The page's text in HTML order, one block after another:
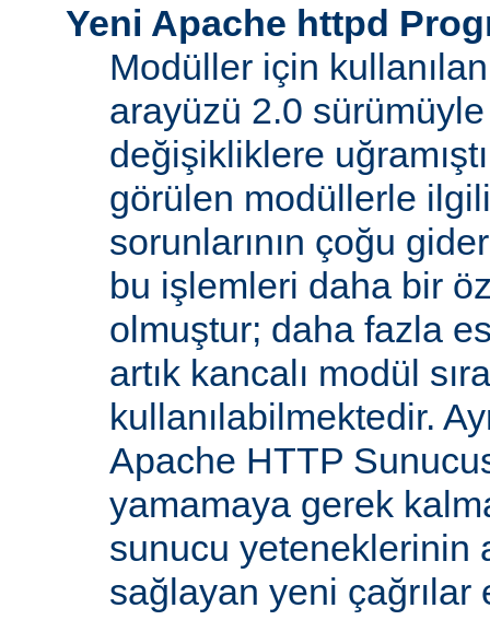
Yeni Apache httpd
Modüller için
arayüzü 2.0
değişikliklere
görülen modüllerle
sorunlarının çoğu
bu işlemleri daha bir
olmuştur; daha fazla
artık kancalı modül
kullanılabilmektedir.
Apache HTTP
yamamaya gerek
sunucu yeteneklerinin
sağlayan yeni çağrılar